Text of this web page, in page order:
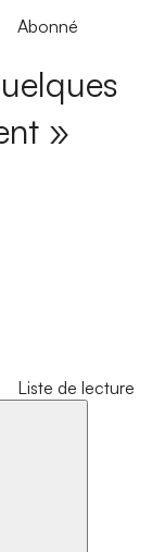
Abonné
»
Liste de lecture